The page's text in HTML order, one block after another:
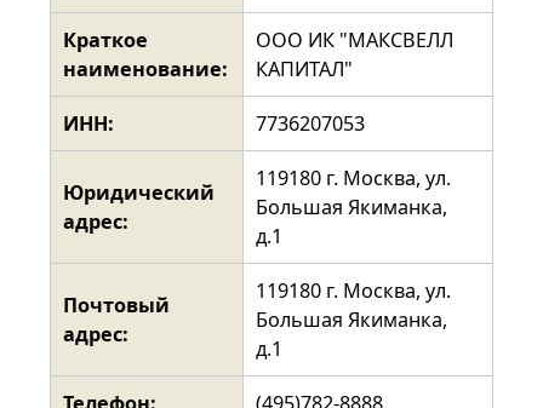
Краткое
наименование:
ООО ИК "МАКСВЕЛЛ
КАПИТАЛ"
ИНН: 7736207053
Юридический
адрес:
119180 г. Москва, ул.
Большая Якиманка,
д.1
Почтовый
адрес:
119180 г. Москва, ул.
Большая Якиманка,
д.1